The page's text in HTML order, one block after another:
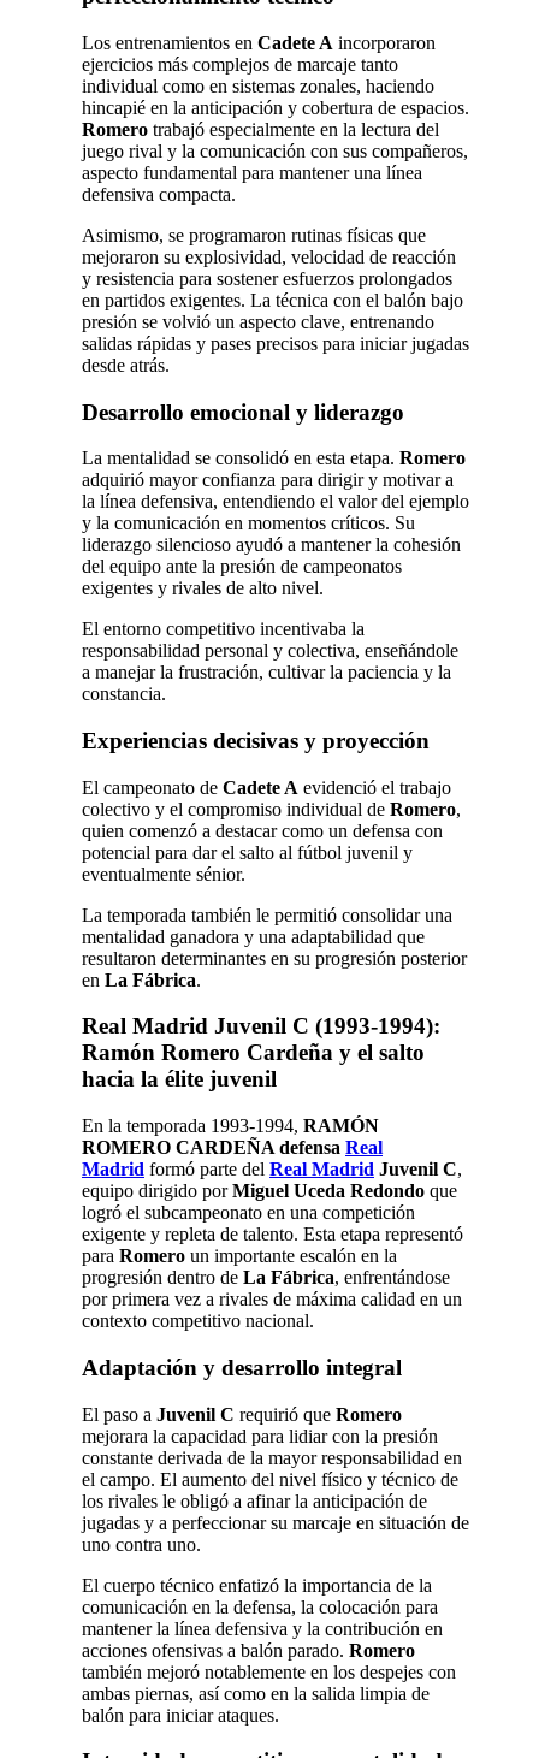
Los entrenamientos en Cadete A incorporaron
ejercicios más complejos de marcaje tanto
individual como en sistemas zonales, haciendo
hincapié en la anticipación y cobertura de espacios.
Romero trabajó especialmente en la lectura del
juego rival y la comunicación con sus compañeros,
aspecto fundamental para mantener una línea
defensiva compacta.
Asimismo, se programaron rutinas físicas que
mejoraron su explosividad, velocidad de reacción
y resistencia para sostener esfuerzos prolongados
en partidos exigentes. La técnica con el balón bajo
presión se volvió un aspecto clave, entrenando
salidas rápidas y pases precisos para iniciar jugadas
desde atrás.
Desarrollo emocional y liderazgo
La mentalidad se consolidó en esta etapa. Romero
adquirió mayor confianza para dirigir y motivar a
la línea defensiva, entendiendo el valor del ejemplo
y la comunicación en momentos críticos. Su
liderazgo silencioso ayudó a mantener la cohesión
del equipo ante la presión de campeonatos
exigentes y rivales de alto nivel.
El entorno competitivo incentivaba la
responsabilidad personal y colectiva, enseñándole
a manejar la frustración, cultivar la paciencia y la
constancia.
Experiencias decisivas y proyección
El campeonato de Cadete A evidenció el trabajo
colectivo y el compromiso individual de Romero,
quien comenzó a destacar como un defensa con
potencial para dar el salto al fútbol juvenil y
eventualmente sénior.
La temporada también le permitió consolidar una
mentalidad ganadora y una adaptabilidad que
resultaron determinantes en su progresión posterior
en La Fábrica.
Real Madrid Juvenil C (1993-1994):
Ramón Romero Cardeña y el salto
hacia la élite juvenil
En la temporada 1993-1994, RAMÓN
ROMERO CARDEÑA defensa Real
Madrid formó parte del Real Madrid Juvenil C,
equipo dirigido porMiguel Uceda Redondo que
logró el subcampeonato en una competición
exigente y repleta de talento. Esta etapa representó
para Romero un importante escalón en la
progresión dentro de La Fábrica, enfrentándose
por primera vez a rivales de máxima calidad en un
contexto competitivo nacional.
Adaptación y desarrollo integral
El paso a Juvenil C requirió que Romero
mejorara la capacidad para lidiar con la presión
constante derivada de la mayor responsabilidad en
el campo. El aumento del nivel físico y técnico de
los rivales le obligó a afinar la anticipación de
jugadas y a perfeccionar su marcaje en situación de
uno contra uno.
El cuerpo técnico enfatizó la importancia de la
comunicación en la defensa, la colocación para
mantener la línea defensiva y la contribución en
acciones ofensivas a balón parado. Romero
también mejoró notablemente en los despejes con
ambas piernas, así como en la salida limpia de
balón para iniciar ataques.